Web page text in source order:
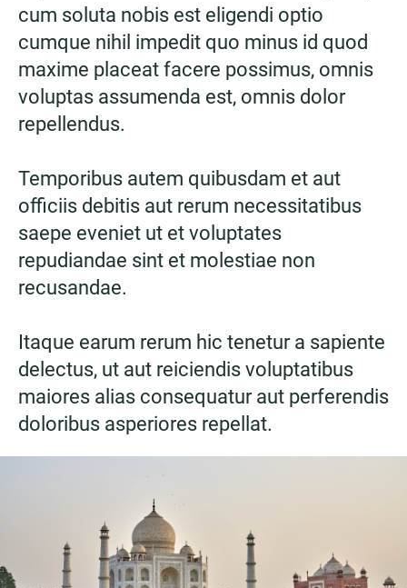
cum soluta nobis est eligendi optio
cumque nihil impedit quo minus id quod
maxime placeat facere possimus, omnis
voluptas assumenda est, omnis dolor
repellendus.
Temporibus autem quibusdam et aut
officiis debitis aut rerum necessitatibus
saepe eveniet ut et voluptates
repudiandae sint et molestiae non
recusandae.
Itaque earum rerum hic tenetur a sapiente
delectus, ut aut reiciendis voluptatibus
maiores alias consequatur aut perferendis
doloribus asperiores repellat.